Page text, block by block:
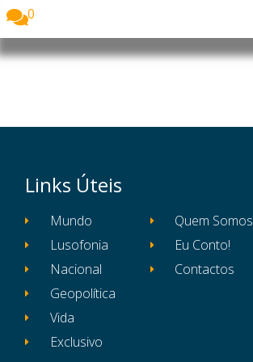
0
Links Úteis
Mundo
Lusofonia
Nacional
Geopolítica
Vida
Exclusivo
Quem Somos
Eu Conto!
Contactos